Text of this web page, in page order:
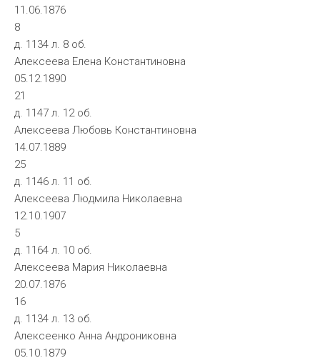
11.06.1876
8
д. 1134 л. 8 об.
Алексеева Елена Константиновна
05.12.1890
21
д. 1147 л. 12 об.
Алексеева Любовь Константиновна
14.07.1889
25
д. 1146 л. 11 об.
Алексеева Людмила Николаевна
12.10.1907
5
д. 1164 л. 10 об.
Алексеева Мария Николаевна
20.07.1876
16
д. 1134 л. 13 об.
Алексеенко Анна Андрониковна
05.10.1879